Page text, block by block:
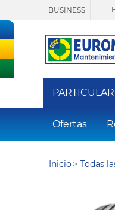
BUSINESS
Ofertas
Inicio Todas